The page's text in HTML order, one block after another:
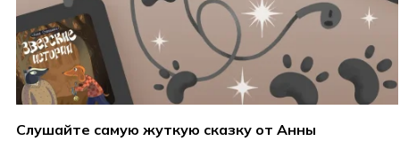
Слушайте самую жуткую сказку от Анны